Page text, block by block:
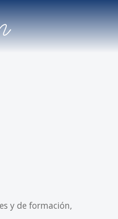
y de formación,